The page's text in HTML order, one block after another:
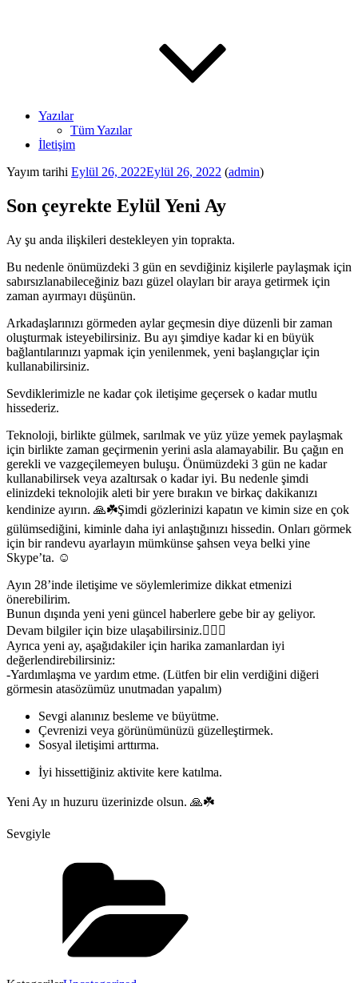
Yazılar
Tüm Yazılar
İletişim
Yayım tarihi Eylül 26, 2022Eylül 26, 2022 (admin)
Son çeyrekte Eylül Yeni Ay
Ay şu anda ilişkileri destekleyen yin toprakta.
Bu nedenle önümüzdeki 3 gün en sevdiğiniz kişilerle paylaşmak için
sabırsızlanabileceğiniz bazı güzel olayları bir araya getirmek için
zaman ayırmayı düşünün.
Arkadaşlarınızı görmeden aylar geçmesin diye düzenli bir zaman
oluşturmak isteyebilirsiniz. Bu ayı şimdiye kadar ki en büyük
bağlantılarınızı yapmak için yenilenmek, yeni başlangıçlar için
kullanabilirsiniz.
Sevdiklerimizle ne kadar çok iletişime geçersek o kadar mutlu
hissederiz.
Teknoloji, birlikte gülmek, sarılmak ve yüz yüze yemek paylaşmak
için birlikte zaman geçirmenin yerini asla alamayabilir. Bu çağın en
gerekli ve vazgeçilemeyen buluşu. Önümüzdeki 3 gün ne kadar
kullanabilirsek veya azaltırsak o kadar iyi. Bu nedenle şimdi
elinizdeki teknolojik aleti bir yere bırakın ve birkaç dakikanızı
kendinize ayırın. 🙏☘️Şimdi gözlerinizi kapatın ve kimin size en çok
gülümsediğini, kiminle daha iyi anlaştığınızı hissedin. Onları görmek
için bir randevu ayarlayın mümkünse şahsen veya belki yine
Skype’ta. ☺️
Ayın 28’inde iletişime ve söylemlerimize dikkat etmenizi
önerebilirim.
Bunun dışında yeni yeni güncel haberlere gebe bir ay geliyor.
Devam bilgiler için bize ulaşabilirsiniz.🧚🏻‍♀️
Ayrıca yeni ay, aşağıdakiler için harika zamanlardan iyi
değerlendirebilirsiniz:
-Yardımlaşma ve yardım etme. (Lütfen bir elin verdiğini diğeri
görmesin atasözümüz unutmadan yapalım)
Sevgi alanınız besleme ve büyütme.
Çevrenizi veya görünümünüzü güzelleştirmek.
Sosyal iletişimi arttırma.
İyi hissettiğiniz aktivite kere katılma.
Yeni Ay ın huzuru üzerinizde olsun. 🙏☘️
Sevgiyle